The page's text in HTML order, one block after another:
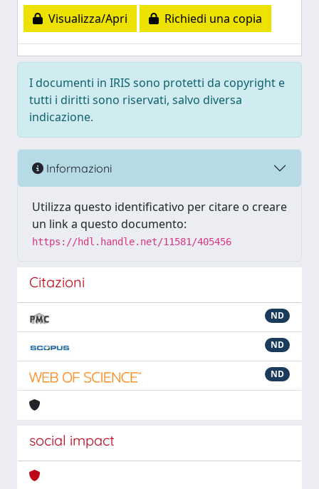
Visualizza/Apri
Richiedi una copia
I documenti in IRIS sono protetti da copyright e
tutti i diritti sono riservati, salvo diversa
indicazione.
Informazioni
Utilizza questo identificativo per citare o creare
un link a questo documento:
https://hdl.handle.net/11581/405456
Citazioni
ND
ND
ND
social impact